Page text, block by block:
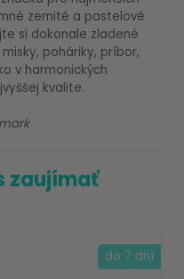
zemité a pastelové
si dokonale zladené
poháriky, príbor,
v harmonických
kvalite.
zaujímať
do 7 dní